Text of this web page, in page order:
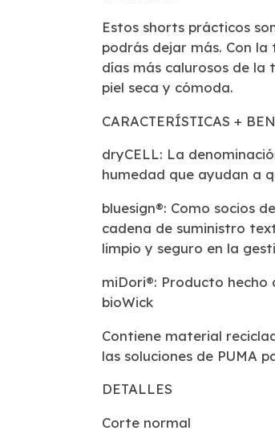
Estos shorts prácticos
podrás dejar más. Con
días más calurosos de
piel seca y cómoda.
CARACTERÍSTICAS +
dryCELL: La
humedad que ayudan a
bluesign®: Como socios
cadena de suministro
limpio y seguro en la
miDori®: Producto hecho
bioWick
Contiene material
las soluciones de PUMA
DETALLES
Corte normal